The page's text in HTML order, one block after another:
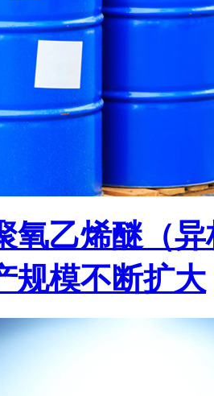
氧乙烯醚（
规模不断扩大